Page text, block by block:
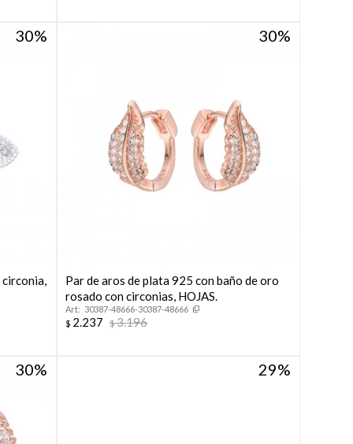
30
circonia,
30
Par de aros de plata 925 con baño de oro
rosado con circonias, HOJAS.
30387-48666-30387-48666
$ 2.237 $3.196
30 29